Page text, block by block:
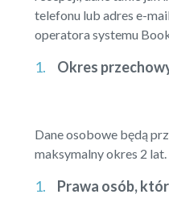
telefonu lub adres e-
operatora systemu
Okres
Dane osobowe będą
maksymalny okres 2 lat.
Prawa osób,